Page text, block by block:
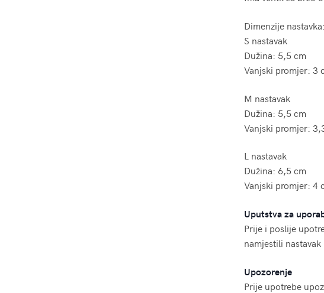
Dimenzije nastavka:
S nastavak
Dužina: 5,5 cm
Vanjski promjer: 3
M nastavak
Dužina: 5,5 cm
Vanjski promjer:
L nastavak
Dužina: 6,5 cm
Vanjski promjer: 4
Uputstva za
Prije i poslije
namjestili
Upozorenje
Prije upotrebe